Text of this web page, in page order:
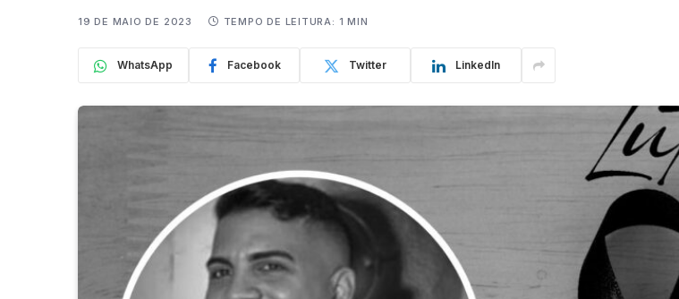
19 DE MAIO DE 2023 TEMPO DE LEITURA: 1 MIN
WhatsApp Facebook Twitter LinkedIn